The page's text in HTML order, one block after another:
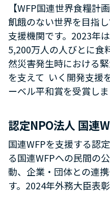
【WFP国連世界食糧計
飢餓のない世界を目指
支援機関です。2023年
5,200万人の人びとに食
然災害発生時における
を支えて いく開発支援
ーベル平和賞を受賞しま
認定NPO法人 国連
国連WFPを支援する認
る国連WFPへの民間の
動、企業・団体との連
す。2024年外務大臣表